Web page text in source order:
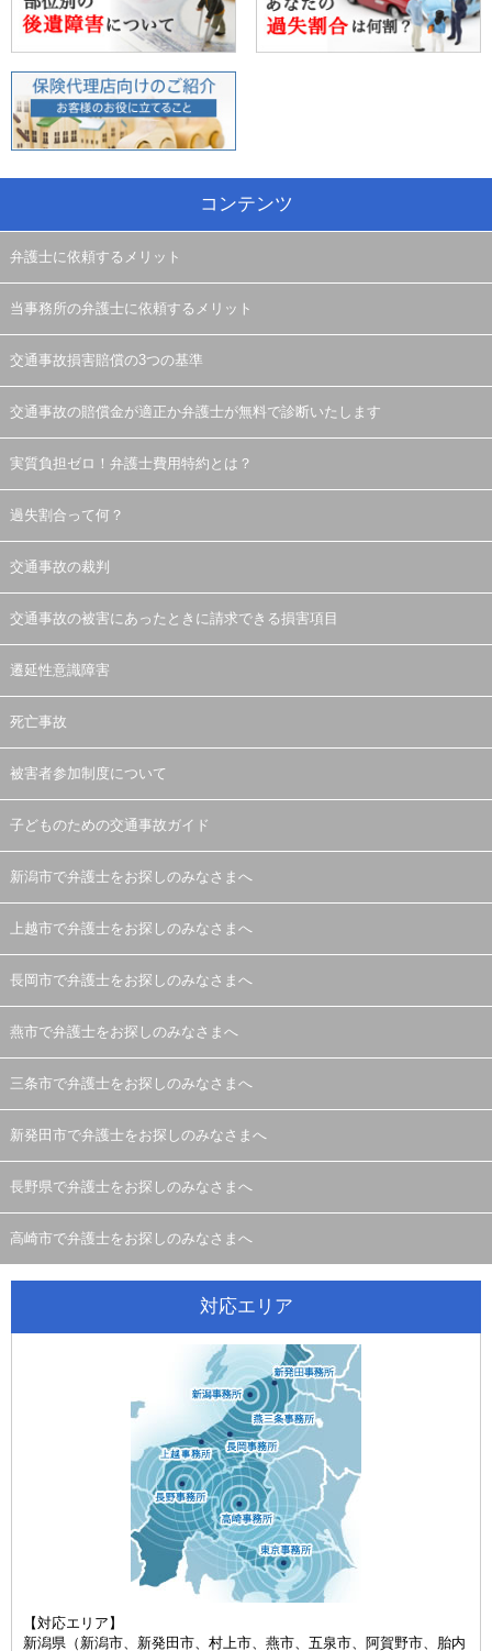
コンテンツ
弁護士に依頼するメリット
当事務所の弁護士に依頼するメリット
交通事故損害賠償の3つの基準
交通事故の賠償金が適正か弁護士が無料で診断いたします
実質負担ゼロ！弁護士費用特約とは？
過失割合って何？
交通事故の裁判
交通事故の被害にあったときに請求できる損害項目
遷延性意識障害
死亡事故
被害者参加制度について
子どものための交通事故ガイド
新潟市で弁護士をお探しのみなさまへ
上越市で弁護士をお探しのみなさまへ
長岡市で弁護士をお探しのみなさまへ
燕市で弁護士をお探しのみなさまへ
三条市で弁護士をお探しのみなさまへ
新発田市で弁護士をお探しのみなさまへ
長野県で弁護士をお探しのみなさまへ
高崎市で弁護士をお探しのみなさまへ
対応エリア
【対応エリア】
新潟県（新潟市、新発田市、村上市、燕市、五泉市、阿賀野市、胎内